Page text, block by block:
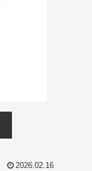
2026.02.16